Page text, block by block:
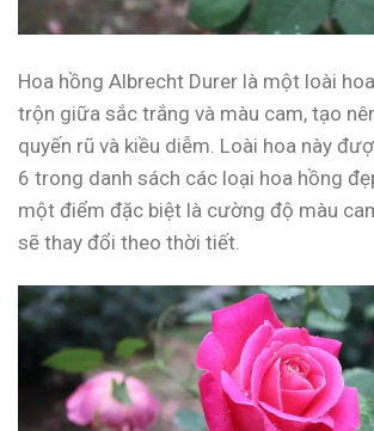
Hoa hồng Albrecht Durer là một loài
trộn giữa sắc trắng và màu cam, tạo
quyến rũ và kiều diễm. Loài hoa này
6 trong danh sách các loại hoa hồng
một điểm đặc biệt là cường độ màu
sẽ thay đổi theo thời tiết.